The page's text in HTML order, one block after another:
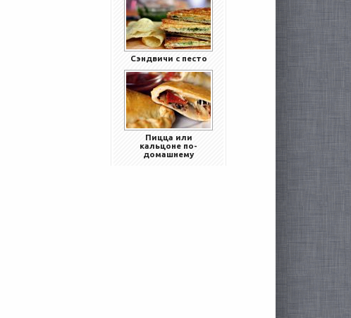
Сэндвичи с песто
Пицца или
кальцоне по-
домашнему